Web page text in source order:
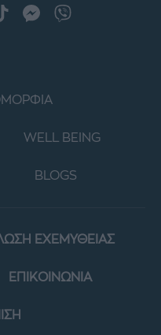
WELL BEING
BLOGS
ΕΧΕΜΥΘΕΙΑΣ
ΕΠΙΚΟΙΝΩΝΙΑ